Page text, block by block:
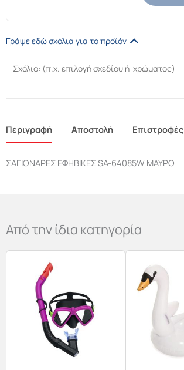
Γράψε εδώ σχόλια για το προϊόν
Περιγραφή Αποστολή Επιστροφές
ΣΑΓΙΟΝΑΡΕΣ ΕΦΗΒΙΚΕΣ SA-64085W ΜΑΥΡΟ
Από την ίδια κατηγορία